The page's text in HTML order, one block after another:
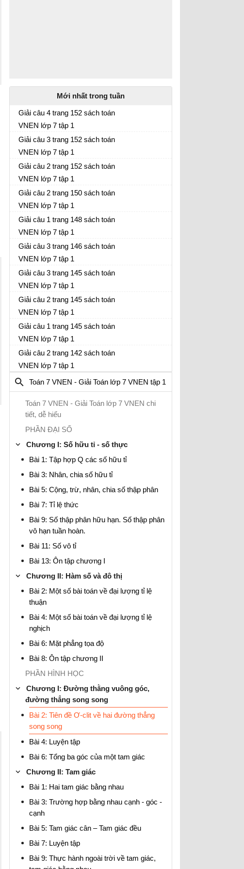
Mới nhất trong tuần
Giải câu 4 trang 152 sách toán
VNEN lớp 7 tập 1
Giải câu 3 trang 152 sách toán
VNEN lớp 7 tập 1
Giải câu 2 trang 152 sách toán
VNEN lớp 7 tập 1
Giải câu 2 trang 150 sách toán
VNEN lớp 7 tập 1
Giải câu 1 trang 148 sách toán
VNEN lớp 7 tập 1
Giải câu 3 trang 146 sách toán
VNEN lớp 7 tập 1
Giải câu 3 trang 145 sách toán
VNEN lớp 7 tập 1
Giải câu 2 trang 145 sách toán
VNEN lớp 7 tập 1
Giải câu 1 trang 145 sách toán
VNEN lớp 7 tập 1
Giải câu 2 trang 142 sách toán
VNEN lớp 7 tập 1
Toán 7 VNEN - Giải Toán lớp 7 VNEN tập 1
Toán 7 VNEN - Giải Toán lớp 7 VNEN chi
tiết, dễ hiểu
PHẦN ĐẠI SỐ
Chương I: Số hữu tỉ - số thực
Bài 1: Tập hợp Q các số hữu tỉ
Bài 3: Nhân, chia số hữu tỉ
Bài 5: Cộng, trừ, nhân, chia số thập phân
Bài 7: Tỉ lệ thức
Bài 9: Số thập phân hữu hạn. Số thập phân
vô hạn tuần hoàn.
Bài 11: Số vô tỉ
Bài 13: Ôn tập chương I
Chương II: Hàm số và đô thị
Bài 2: Một số bài toán về đại lượng tỉ lệ
thuận
Bài 4: Một số bài toán về đại lượng tỉ lệ
nghịch
Bài 6: Mặt phẳng tọa độ
Bài 8: Ôn tập chương II
PHẦN HÌNH HỌC
Chương I: Đường thằng vuông góc,
đường thẳng song song
Bài 2: Tiên đề Ơ-clit về hai đường thẳng
song song
Bài 4: Luyện tập
Bài 6: Tổng ba góc của một tam giác
Chương II: Tam giác
Bài 1: Hai tam giác bằng nhau
Bài 3: Trường hợp bằng nhau cạnh - góc -
cạnh
Bài 5: Tam giác cân – Tam giác đều
Bài 7: Luyện tập
Bài 9: Thực hành ngoài trời về tam giác,